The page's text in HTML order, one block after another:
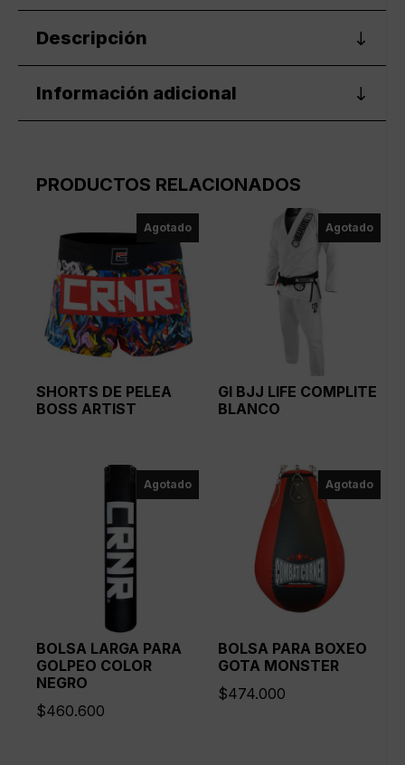
Descripción
Información adicional
PRODUCTOS RELACIONADOS
Agotado
SHORTS DE PELEA
BOSS ARTIST
Agotado
GI BJJ LIFE COMPLITE
BLANCO
Agotado
BOLSA LARGA PARA
GOLPEO COLOR
NEGRO
$460.600
Agotado
BOLSA PARA BOXEO
GOTA MONSTER
$474.000